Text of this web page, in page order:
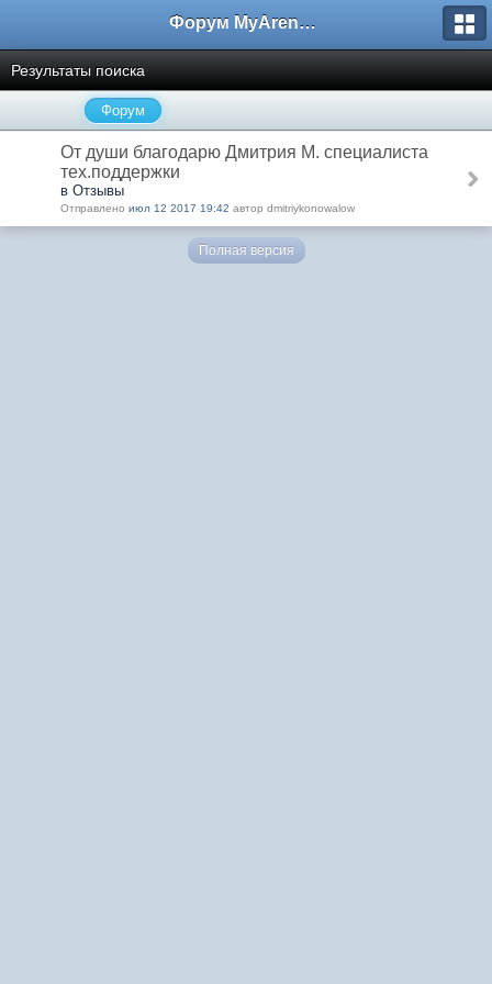
Форум MyArena.ru
Результаты поиска
Форум
От души благодарю Дмитрия М. специалиста
тех.поддержки
в Отзывы
Отправлено июл 12 2017 19:42 автор dmitriykonowalow
Полная версия